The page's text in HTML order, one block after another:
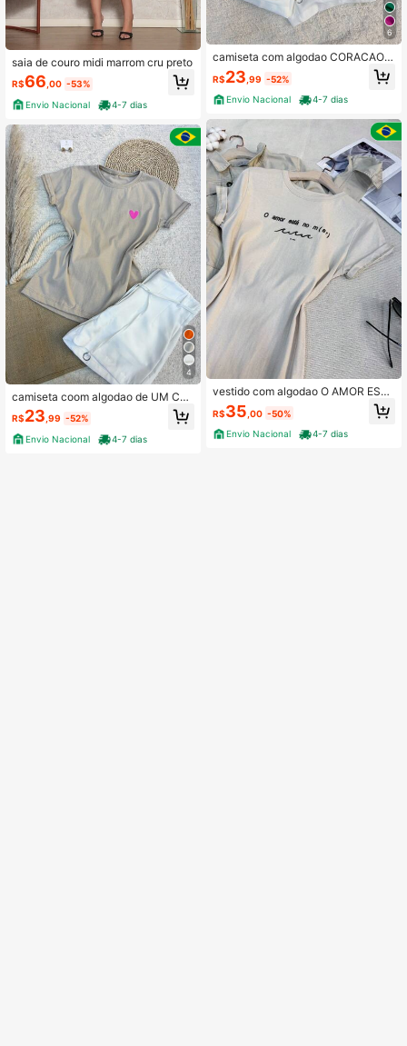
saia de couro midi marrom cru preto
R$66 ,00 -53%
Envio Nacional
4-7 dias
4
camiseta coom algodao de UM CO
RACAO
R$23 ,99 -52%
Envio Nacional
4-7 dias
6
camiseta com algodao CORACAO
DE ONCA
R$23 ,99 -52%
Envio Nacional
4-7 dias
vestido com algodao O AMOR ESTA
NO MAR
R$35 ,00 -50%
Envio Nacional
4-7 dias